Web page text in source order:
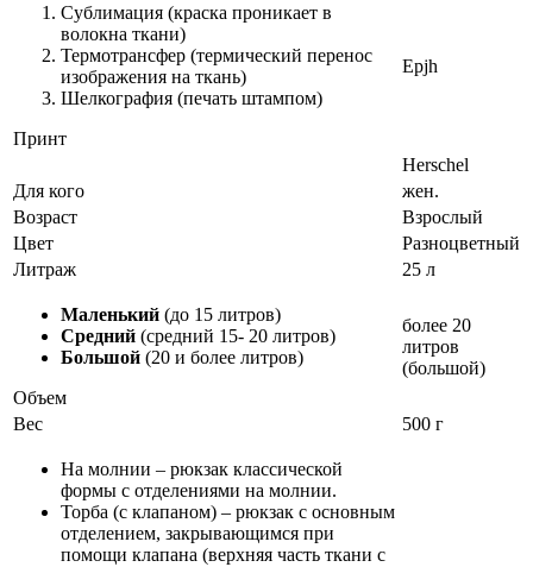
Сублимация (краска проникает в
волокна ткани)
Термотрансфер (термический перенос
изображения на ткань)
Шелкография (печать штампом)
Принт
Epjh
Herschel
Для кого
жен.
Возраст
Взрослый
Цвет
Разноцветный
Литраж
25 л
Маленький (до 15 литров)
Средний (средний 15- 20 литров)
Большой (20 и более литров)
Объем
более 20
литров
(большой)
Вес 500 г
На молнии – рюкзак классической
формы с отделениями на молнии.
Торба (с клапаном) – рюкзак с основным
отделением, закрывающимся при
помощи клапана (верхняя часть ткани с